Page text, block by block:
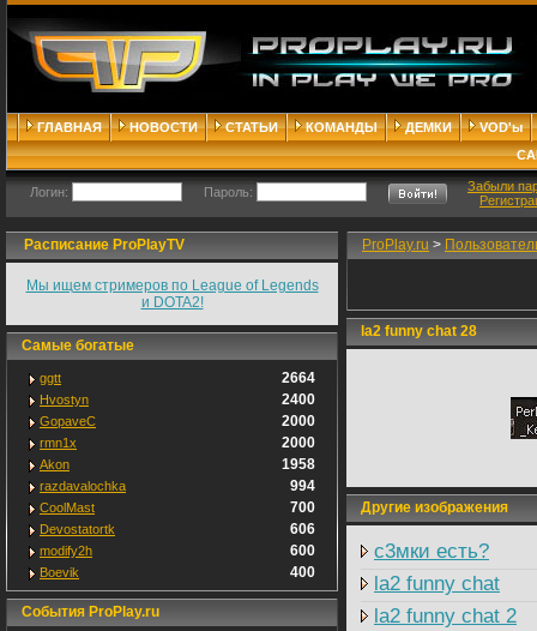
ГЛАВНАЯ НОВОСТИ СТАТЬИ КОМАНДЫ ДЕМКИ
VOD'ы
Логин: Пароль:
Забыли
Расписание ProPlayTV
Мы ищем стримеров по League of Legends
и DOTA2!
Самые богатые
ggtt 2664
Hvostyn 2400
GopaveC 2000
rmn1x 2000
Akon 1958
razdavalochka 994
CoolMast 700
Devostatortk 606
modify2h 600
Boevik 400
События ProPlay.ru
ProPlay.ru >
la2 funny chat 28
Другие изображения
с3мки есть?
la2 funny chat
la2 funny chat 2